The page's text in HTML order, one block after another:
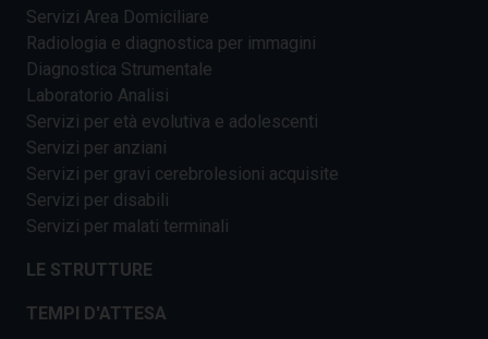
Servizi Area Domiciliare
Radiologia e diagnostica per immagini
Diagnostica Strumentale
Laboratorio Analisi
Servizi per età evolutiva e adolescenti
Servizi per anziani
Servizi per gravi cerebrolesioni acquisite
Servizi per disabili
Servizi per malati terminali
LE STRUTTURE
TEMPI D'ATTESA